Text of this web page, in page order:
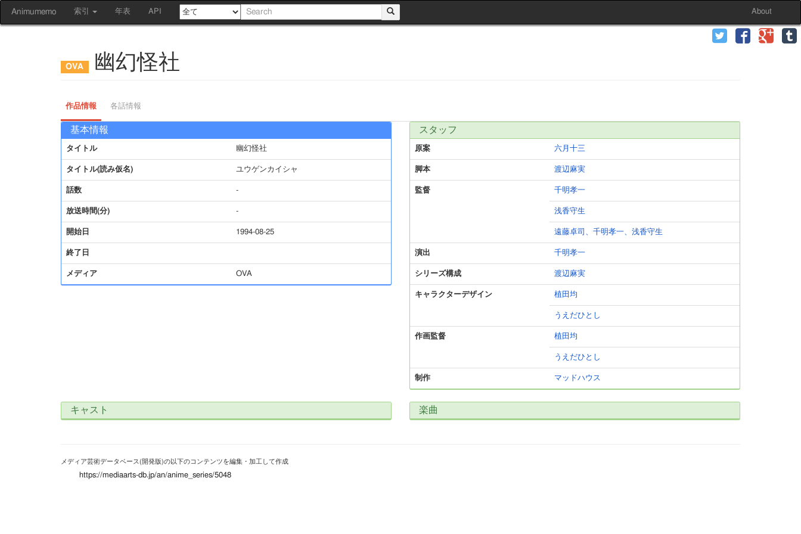
Animumemo 索引 年表 API About
幽幻怪社
作品情報 各話情報
基本情報
タイトル 幽幻怪社
タイトル(読み仮名) ユウゲンカイシャ
話数 -
放送時間(分) -
開始日 1994-08-25
終了日
メディア OVA
スタッフ
原案 六月十三
脚本 渡辺麻実
監督 千明孝一
浅香守生
遠藤卓司、千明孝一、浅香守生
演出 千明孝一
シリーズ構成 渡辺麻実
キャラクターデザイン 植田均
うえだひとし
作画監督 植田均
うえだひとし
制作 マッドハウス
キャスト 楽曲
メディア芸術データベース(開発版)の以下のコンテンツを編集・加工して作成
https://mediaarts-db.jp/an/anime_series/5048